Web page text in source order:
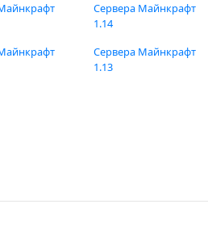
Сервера Майнкрафт
1.14
Сервера Майнкрафт
1.13